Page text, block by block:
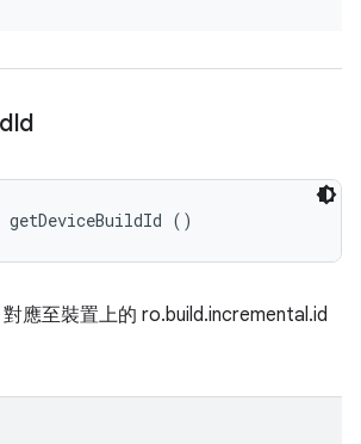
Id
()
應至裝置上的 ro.build.incremental.id